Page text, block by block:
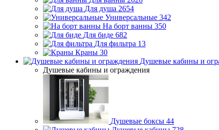
Для душа 2654
Универсальные 342
На борт ванны 350
Для биде 682
Для фильтра 13
Краны 30
Душевые кабины и
Душевые кабины и ограждения
Душевые боксы 44